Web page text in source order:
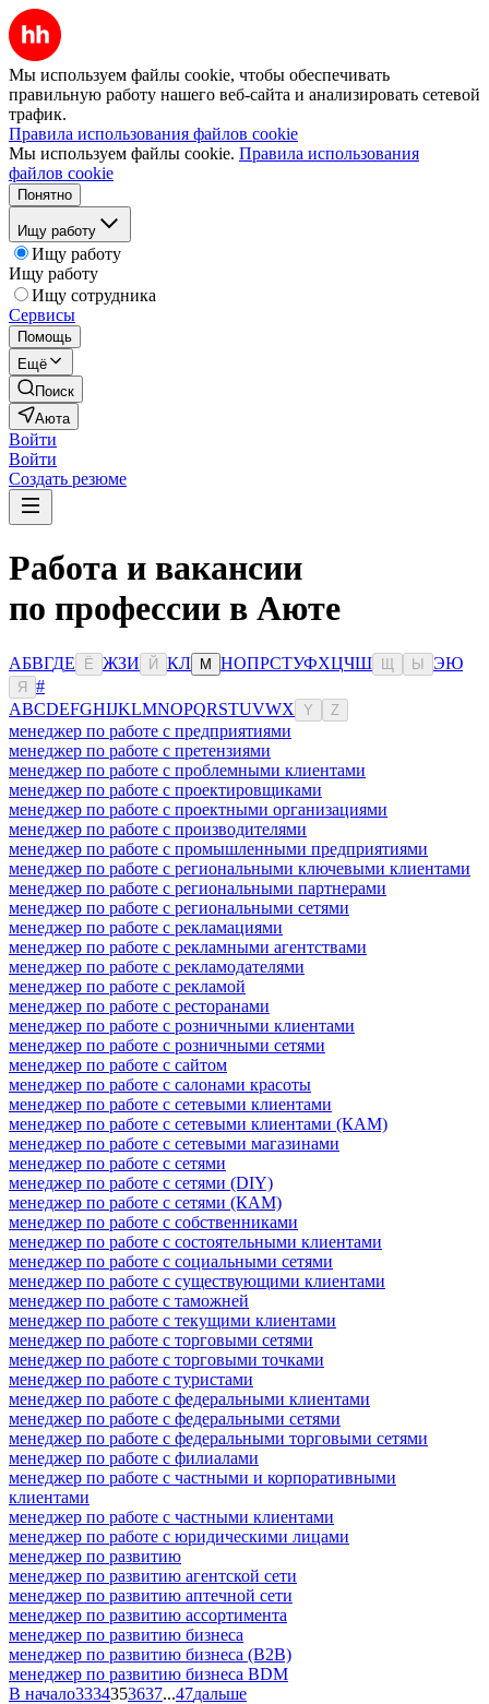
Мы используем файлы cookie, чтобы обеспечивать
правильную работу нашего веб-сайта и анализировать сетевой
трафик.
Правила использования файлов cookie
Мы используем файлы cookie. Правила использования
файлов cookie
Понятно
Ищу работу
Ищу работу
Ищу работу
Ищу сотрудника
Сервисы
Помощь
Ещё
Поиск
Аюта
Войти
Войти
Создать резюме
Работа и вакансии
по профессии в Аюте
АБВГДЕ Ё ЖЗИ Й КЛ М НОПРСТУФХЦЧШ Ы ЭЮ
Я
#
ABCDEFGHIJKLMNOPQRSTUVWX Y Z
менеджер по работе с предприятиями
менеджер по работе с претензиями
менеджер по работе с проблемными клиентами
менеджер по работе с проектировщиками
менеджер по работе с проектными организациями
менеджер по работе с производителями
менеджер по работе с промышленными предприятиями
менеджер по работе с региональными ключевыми клиентами
менеджер по работе с региональными партнерами
менеджер по работе с региональными сетями
менеджер по работе с рекламациями
менеджер по работе с рекламными агентствами
менеджер по работе с рекламодателями
менеджер по работе с рекламой
менеджер по работе с ресторанами
менеджер по работе с розничными клиентами
менеджер по работе с розничными сетями
менеджер по работе с сайтом
менеджер по работе с салонами красоты
менеджер по работе с сетевыми клиентами
менеджер по работе с сетевыми клиентами (КАМ)
менеджер по работе с сетевыми магазинами
менеджер по работе с сетями
менеджер по работе с сетями (DIY)
менеджер по работе с сетями (КАМ)
менеджер по работе с собственниками
менеджер по работе с состоятельными клиентами
менеджер по работе с социальными сетями
менеджер по работе с существующими клиентами
менеджер по работе с таможней
менеджер по работе с текущими клиентами
менеджер по работе с торговыми сетями
менеджер по работе с торговыми точками
менеджер по работе с туристами
менеджер по работе с федеральными клиентами
менеджер по работе с федеральными сетями
менеджер по работе с федеральными торговыми сетями
менеджер по работе с филиалами
менеджер по работе с частными и корпоративными
клиентами
менеджер по работе с частными клиентами
менеджер по работе с юридическими лицами
менеджер по развитию
менеджер по развитию агентской сети
менеджер по развитию аптечной сети
менеджер по развитию ассортимента
менеджер по развитию бизнеса
менеджер по развитию бизнеса (B2B)
менеджер по развитию бизнеса BDM
В начало3334353637...47дальше